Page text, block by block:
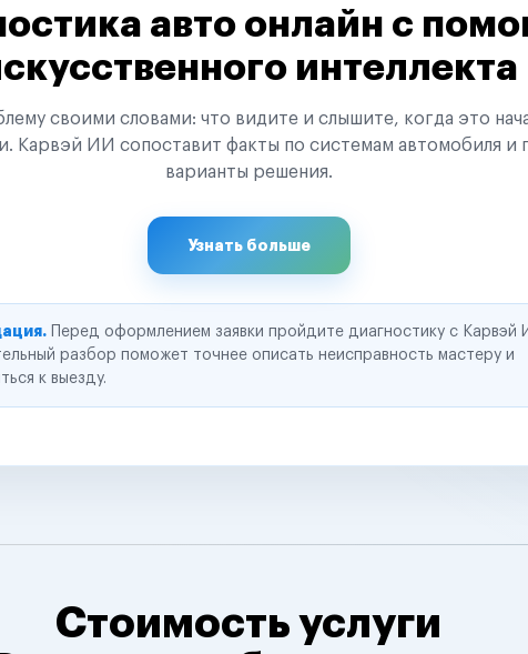
авто онлайн с
интеллекта
своими словами: что видите и слышите, когда это
Карвэй ИИ сопоставит факты по системам автомобиля и
варианты решения.
Узнать больше
Перед оформлением заявки пройдите диагностику с Карвэй
разбор поможет точнее описать неисправность мастеру и
к выезду.
Стоимость услуги